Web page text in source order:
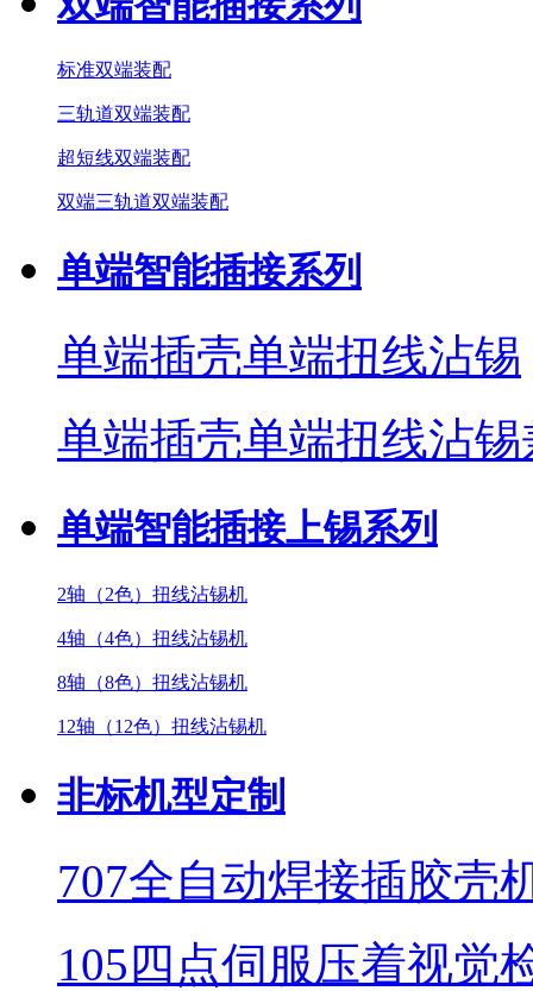
标准双端装配
三轨道双端装配
超短线双端装配
双端三轨道双端装配
单端智能插接系列
单端插壳单端扭线沾锡
单端插壳单端扭线沾
单端智能插接上锡系列
2轴（2色）扭线沾锡机
4轴（4色）扭线沾锡机
8轴（8色）扭线沾锡机
12轴（12色）扭线沾锡机
非标机型定制
707全自动焊接插胶壳
105四点伺服压着视觉